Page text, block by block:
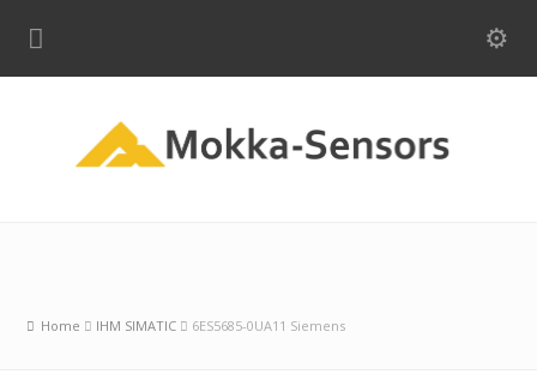
Home IHM SIMATIC 6ES5685-0UA11 Siemens